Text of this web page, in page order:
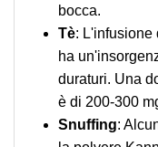
bocca.
Tè: L'infusione
ha
duraturi. Una
è di 200-300
Snuffing: